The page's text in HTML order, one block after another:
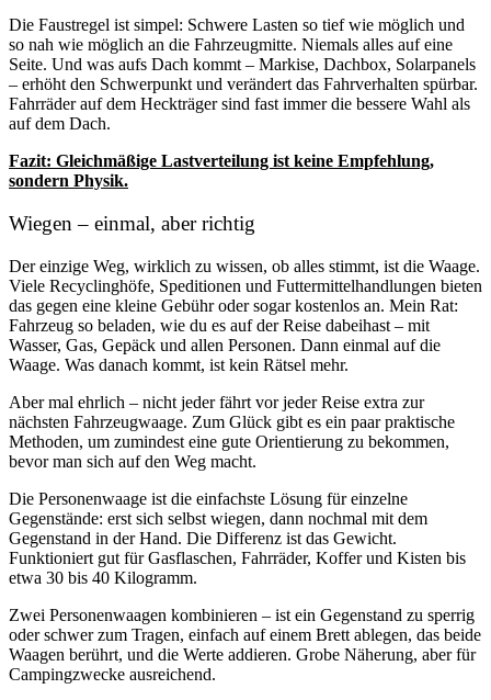
Die Faustregel ist simpel: Schwere Lasten so tief wie möglich und
so nah wie möglich an die Fahrzeugmitte. Niemals alles auf eine
Seite. Und was aufs Dach kommt – Markise, Dachbox, Solarpanels
– erhöht den Schwerpunkt und verändert das Fahrverhalten spürbar.
Fahrräder auf dem Heckträger sind fast immer die bessere Wahl als
auf dem Dach.
Fazit: Gleichmäßige Lastverteilung ist keine Empfehlung,
sondern Physik.
Wiegen – einmal, aber richtig
Der einzige Weg, wirklich zu wissen, ob alles stimmt, ist die Waage.
Viele Recyclinghöfe, Speditionen und Futtermittelhandlungen bieten
das gegen eine kleine Gebühr oder sogar kostenlos an. Mein Rat:
Fahrzeug so beladen, wie du es auf der Reise dabeihast – mit
Wasser, Gas, Gepäck und allen Personen. Dann einmal auf die
Waage. Was danach kommt, ist kein Rätsel mehr.
Aber mal ehrlich – nicht jeder fährt vor jeder Reise extra zur
nächsten Fahrzeugwaage. Zum Glück gibt es ein paar praktische
Methoden, um zumindest eine gute Orientierung zu bekommen,
bevor man sich auf den Weg macht.
Die Personenwaage ist die einfachste Lösung für einzelne
Gegenstände: erst sich selbst wiegen, dann nochmal mit dem
Gegenstand in der Hand. Die Differenz ist das Gewicht.
Funktioniert gut für Gasflaschen, Fahrräder, Koffer und Kisten bis
etwa 30 bis 40 Kilogramm.
Zwei Personenwaagen kombinieren – ist ein Gegenstand zu sperrig
oder schwer zum Tragen, einfach auf einem Brett ablegen, das beide
Waagen berührt, und die Werte addieren. Grobe Näherung, aber für
Campingzwecke ausreichend.